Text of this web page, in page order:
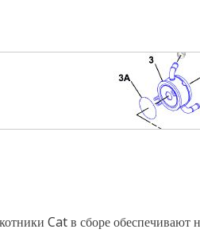
Cat в сборе обеспечивают